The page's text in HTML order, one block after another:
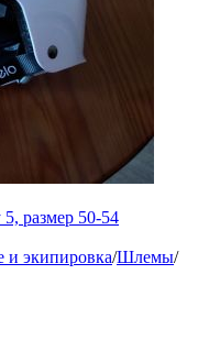
размер 50-54
и экипировка/Шлемы/